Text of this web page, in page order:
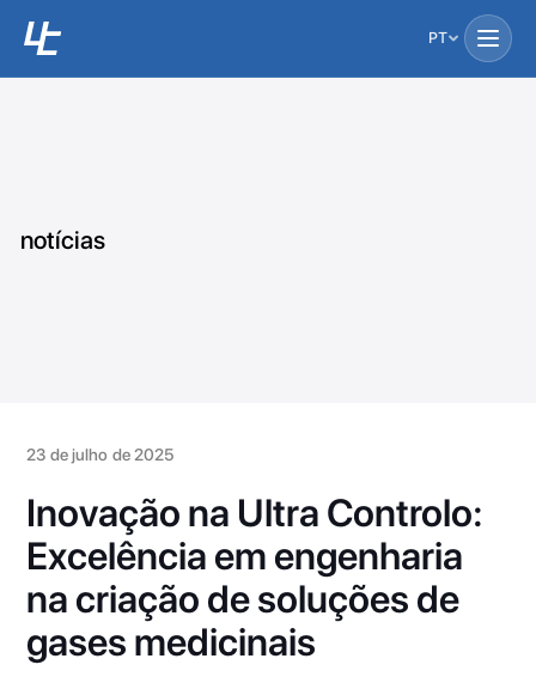
PT
notícias
23 de julho de 2025
Inovação na Ultra Controlo:
Excelência em engenharia
na criação de soluções de
gases medicinais